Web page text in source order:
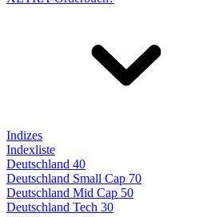
Indizes
Indexliste
Deutschland 40
Deutschland Small Cap 70
Deutschland Mid Cap 50
Deutschland Tech 30